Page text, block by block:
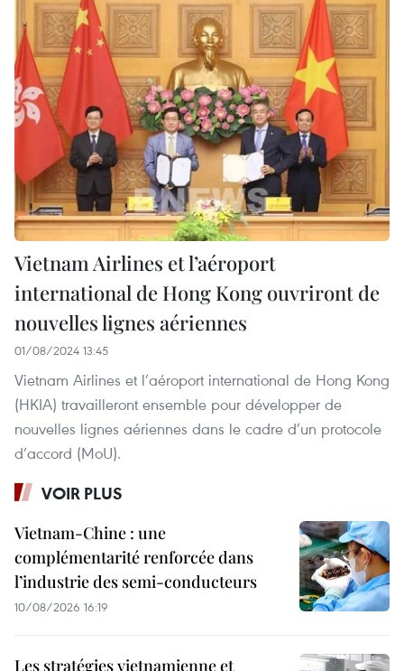
Vietnam Airlines et l’aéroport
international de Hong Kong ouvriront de
nouvelles lignes aériennes
01/08/2024 13:45
Vietnam Airlines et l’aéroport international de Hong Kong
(HKIA) travailleront ensemble pour développer de
nouvelles lignes aériennes dans le cadre d’un protocole
d’accord (MoU).
VOIR PLUS
Vietnam-Chine : une
complémentarité renforcée dans
l’industrie des semi-conducteurs
10/08/2026 16:19
Les stratégies vietnamienne et